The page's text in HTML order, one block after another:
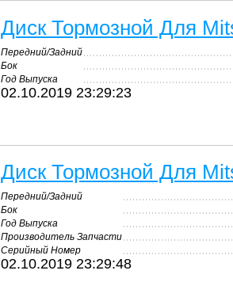
Диск Тормозной Для
Передний/Задний
Бок
Год Выпуска
02.10.2019 23:29:23
Диск Тормозной Для
Передний/Задний
Бок
Год Выпуска
Производитель Запчасти
Серийный Номер
02.10.2019 23:29:48